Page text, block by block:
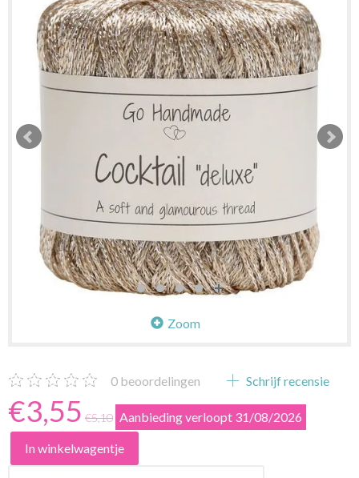
Zoom
0 beoordelingen Schrijf recensie
€3,55 €5,10 Aanbieding verloopt 31/08/2026
In winkelwagentje